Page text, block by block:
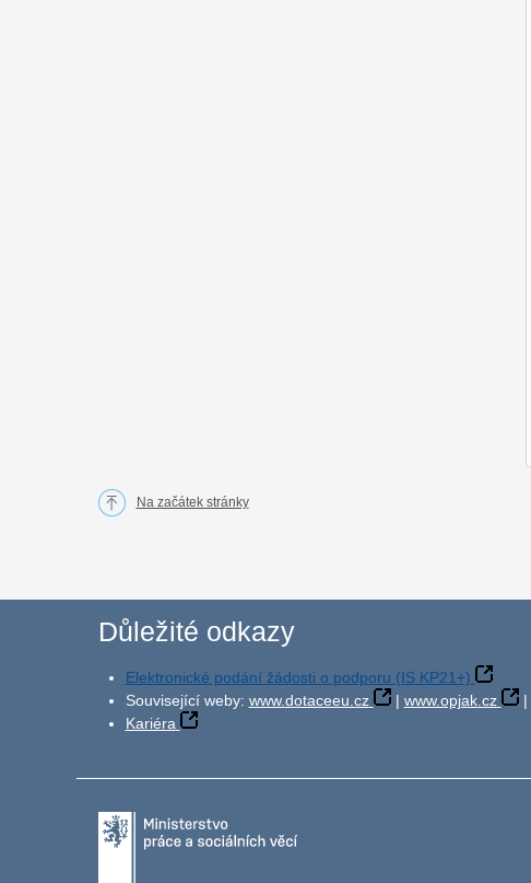
Na začátek stránky
Důležité odkazy
Elektronické podání žádosti o podporu (IS KP21+)
Související weby: www.dotaceeu.cz | www.opjak.cz |
Kariéra